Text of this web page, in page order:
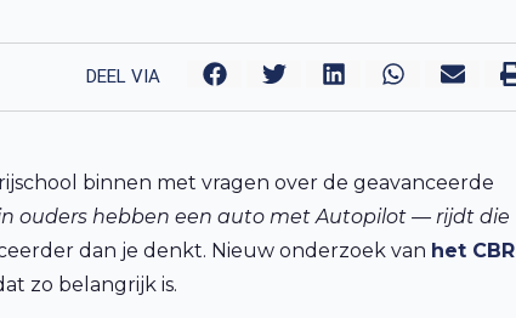
DEEL VIA
binnen met vragen over de geavanceerde
ouders hebben een auto met Autopilot — rijdt die
dan je denkt. Nieuw onderzoek van het CBR
zo belangrijk is.